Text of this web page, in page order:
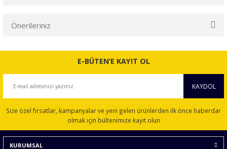
Önerileriniz
Bu ürünün fiyat bilgisi, resim, ürün açıklamalarında ve diğer
konularda yetersiz gördüğünüz noktaları öneri formunu
Ürün açıklamasında eksik bilgiler bulunuyor.
Ürün bilgilerinde hatalar bulunuyor.
Ürün fiyatı diğer sitelerden daha pahalı.
E-BÜTEN’E KAYIT OL
KAYDOL
Size özel fırsatlar, kampanyalar ve yeni gelen ürünlerden ilk önce haberdar
olmak için bültenimize kayıt olun
KURUMSAL